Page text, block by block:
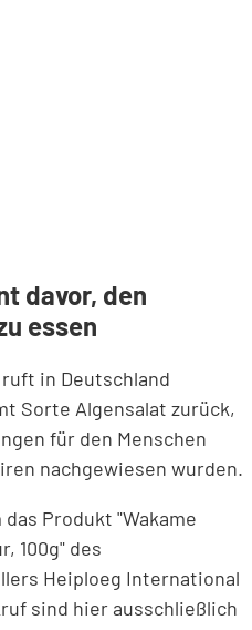
davor, den
essen
in Deutschland
Sorte Algensalat zurück,
für den Menschen
nachgewiesen wurden.
Produkt "Wakame
100g" des
Heiploeg International
sind hier ausschließlich